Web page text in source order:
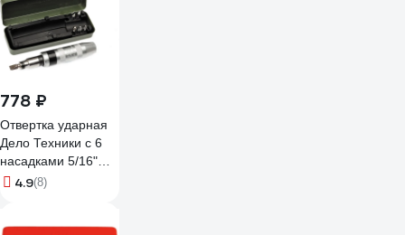
778 ₽
Отвертка ударная
Дело Техники с 6
насадками 5/16"
SL8.10,12,ЗР2,3,4"ДТ"20
4.9(8)